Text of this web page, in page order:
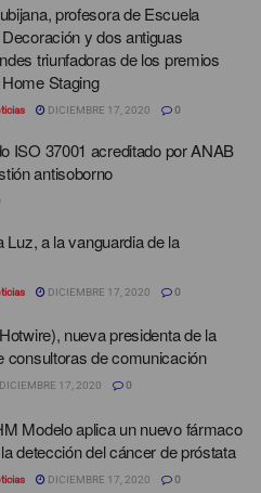
profesora de Escuela
y dos antiguas
triunfadoras de los premios
Staging
DICIEMBRE 17, 2020 0
ISO 37001 acreditado por ANAB
antisoborno
Luz, a la vanguardia de la
DICIEMBRE 17, 2020 0
nueva presidenta de la
consultoras de comunicación
DICIEMBRE 17, 2020 0
Modelo aplica un nuevo fármaco
detección del cáncer de próstata
DICIEMBRE 17, 2020 0